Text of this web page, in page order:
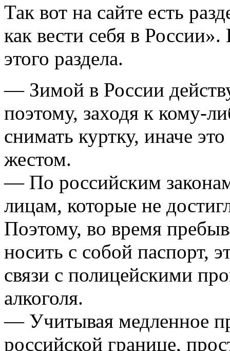
Так вот на сайте есть
как вести себя в
этого раздела.
— Зимой в России
поэтому, заходя к кому-
снимать куртку, иначе
жестом.
— По российским
лицам, которые не
Поэтому, во время
носить с собой паспорт,
связи с полицейскими
алкоголя.
— Учитывая медленное
российской границе,